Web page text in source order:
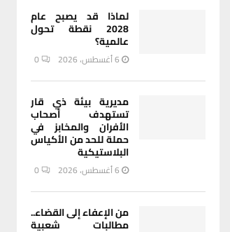
لماذا قد يصبح عام
2028 نقطة تحول
عالمية؟
6 أغسطس، 2026 0
مديرية بيئة ذي قار
تستهدف أصحاب
الأفران والمخابز في
حملة للحد من الأكياس
البلاستيكية
6 أغسطس، 2026 0
من الإعفاء إلى القضاء..
مطالبات شعبية